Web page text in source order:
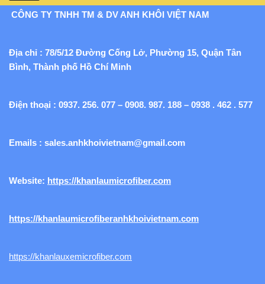
CÔNG TY TNHH TM & DV ANH KHÔI VIỆT NAM
Địa chỉ : 78/5/12 Đường Cống Lở, Phường 15, Quận Tân
Bình, Thành phố Hồ Chí Minh
Điện thoại : 0937. 256. 077 – 0908. 987. 188 – 0938 . 462 . 577
Emails : sales.anhkhoivietnam@gmail.com
Website: https://khanlaumicrofiber.com
https://khanlaumicrofiberanhkhoivietnam.com
https://khanlauxemicrofiber.com